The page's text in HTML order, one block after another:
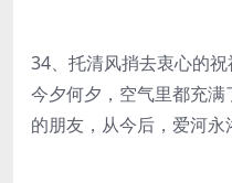
34、托清风捎去衷心的
今夕何夕，空气里都充
的朋友，从今后，爱河永